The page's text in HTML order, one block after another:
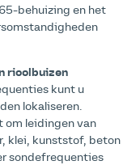
behuizing en het
rioolbuizen
kunt u
lokaliseren.
om leidingen van
klei, kunststof, beton
sondefrequenties